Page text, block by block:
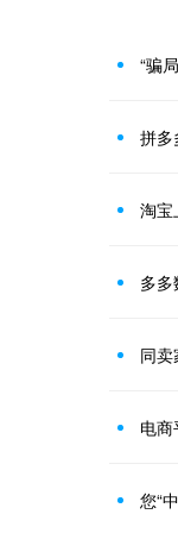
“骗
拼多
淘宝
多
同
电
您“